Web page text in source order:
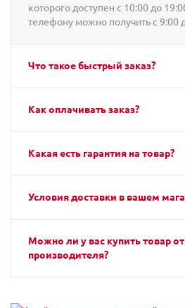
которого доступен с 10:00 до
телефону можно получить с 9:00
Что такое быстрый заказ?
Как оплачивать заказ?
Какая есть гарантия на товар?
Условия доставки в вашем
Можно ли у вас купить товар
производителя?